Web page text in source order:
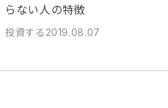
らない人の特徴
投資する 2019.08.07